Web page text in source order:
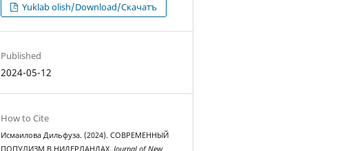
Yuklab olish/Download/Скачатъ
Published
2024-05-12
How to Cite
Исмаилова Дильфуза. (2024). СОВРЕМЕННЫЙ